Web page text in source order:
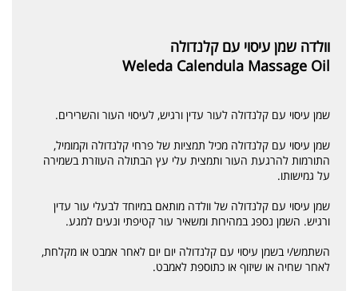
וולדה שמן עיסוי עם קלנדולה
Weleda Calendula Massage Oil
שמן עיסוי עם קלנדולה לעור עדין ורגיש, לעיסוי העור והשרירים.
שמן עיסוי עם קלנדולה מכיל תמציות של פרחי קלנדולה וקמומיל,
התורמות להרגעת העור ותמצית עלי עץ הבתולה העוזרת בשמירה
על גמישותו.
שמן עיסוי עם קלנדולה של וולדה מותאם במיוחד לבעלי עור עדין
ורגיש. השמן נספג במהירות ומשאיר עור קטיפתי ונעים למגע.
השתמש/י בשמן עיסוי עם קלנדולה יום יום לאחר אמבט או מקלחת,
לאחר שחיה או שיזוף או כתוספת לאמבט.